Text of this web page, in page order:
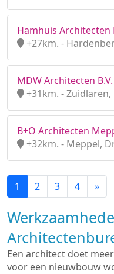
Hamhuis Architecten
+27km. -
MDW Architecten B.V.
+31km. -
B+O Architecten
+32km. - Meppel,
1 2 3 4 »
Een architect doet
voor een nieuwbouw